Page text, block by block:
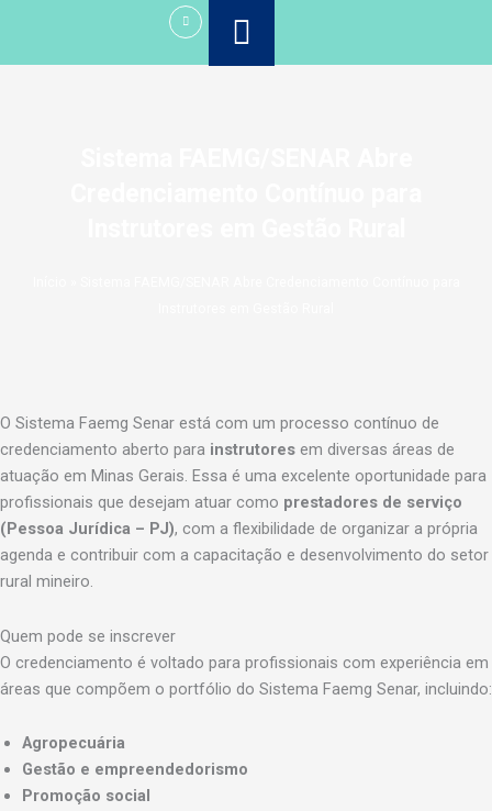
o
O Sistema Faemg Senar está com um processo contínuo de
credenciamento aberto para instrutores em diversas áreas de
atuação em Minas Gerais. Essa é uma excelente oportunidade para
profissionais que desejam atuar como prestadores de serviço
(Pessoa Jurídica – PJ), com a flexibilidade de organizar a própria
agenda e contribuir com a capacitação e desenvolvimento do setor
rural mineiro.
Quem pode se inscrever
O credenciamento é voltado para profissionais com experiência em
áreas que compõem o portfólio do Sistema Faemg Senar, incluindo:
Agropecuária
Gestão e empreendedorismo
Promoção social